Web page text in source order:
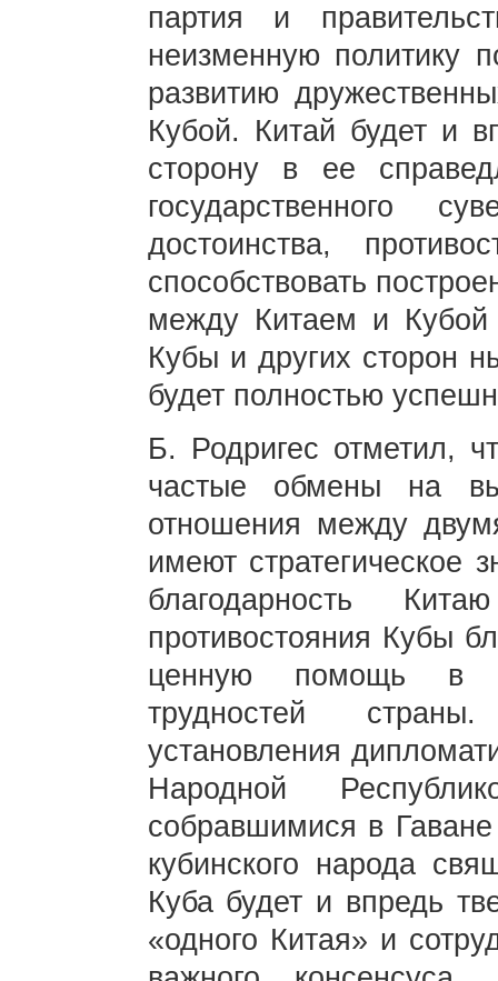
партия и
неизменную политику
развитию
Кубой. Китай будет и
сторону в ее
государственного
достоинства,
способствовать
между Китаем и Кубой
Кубы и других сторон
будет полностью
Б. Родригес отметил,
частые обмены на
отношения между
имеют стратегическое
благодарность
противостояния Кубы
ценную помощь в
трудностей
установления
Народной
собравшимися в
кубинского народа
Куба будет и впредь
«одного Китая» и